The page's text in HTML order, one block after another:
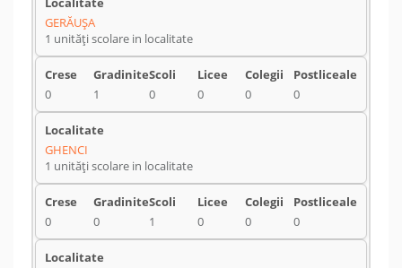
GERĂUŞA
1 unități scolare in localitate
0 1 0 0 0 0
GHENCI
1 unități scolare in localitate
0 0 1 0 0 0